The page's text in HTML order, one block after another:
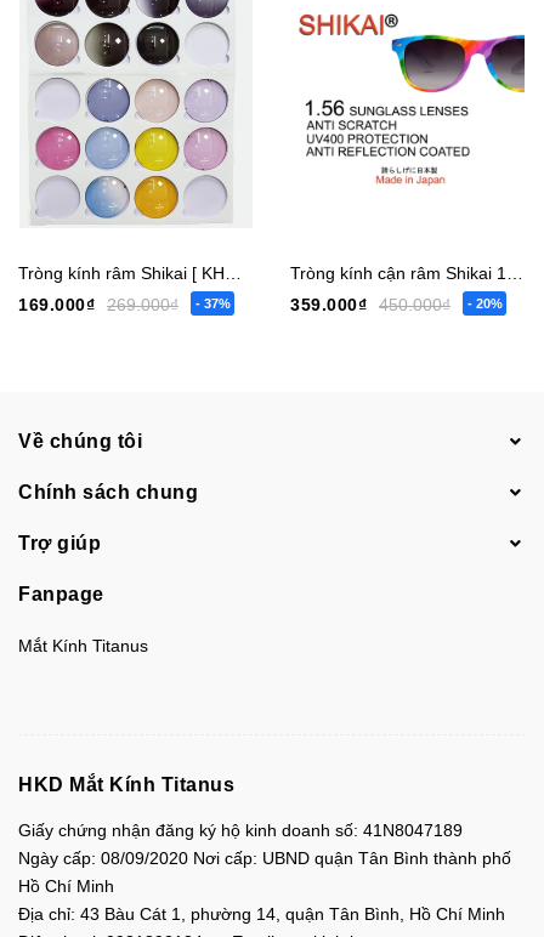
169.000₫
269.000₫ - 37%
359.000₫
450.000₫ - 20%
Về chúng tôi
Chính sách chung
Trợ giúp
Fanpage
Mắt Kính Titanus
HKD Mắt Kính Titanus
Giấy chứng nhận đăng ký hộ kinh doanh số: 41N8047189
Ngày cấp: 08/09/2020 Nơi cấp: UBND quận Tân Bình thành phố
Hồ Chí Minh
Địa chỉ: 43 Bàu Cát 1, phường 14, quận Tân Bình, Hồ Chí Minh